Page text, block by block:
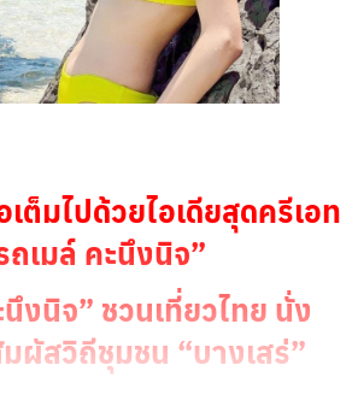
เต็มไปด้วยไอเดียสุดครีเอท
เมล์ คะนึงนิจ”
งนิจ” ชวนเที่ยวไทย นั่ง
ผัสวิถีชุมชน “บางเสร่”